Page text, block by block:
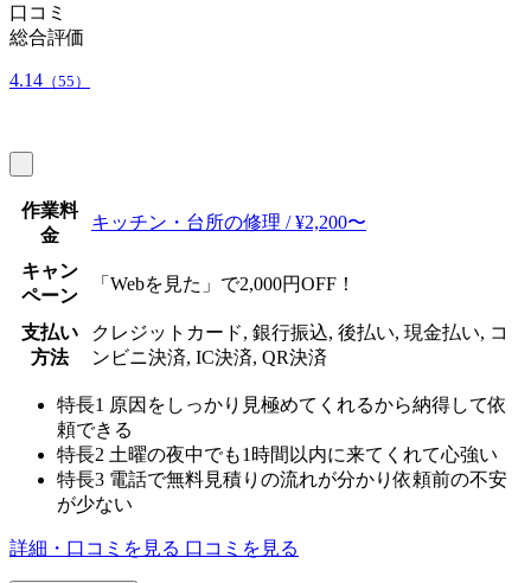
口コミ
総合評価
4.14 （55）
作業料
金
キッチン・台所の修理 / ¥2,200〜
キャン
ペーン
「Webを見た」で2,000円OFF！
支払い
方法
クレジットカード, 銀行振込, 後払い, 現金払い, コ
ンビニ決済, IC決済, QR決済
特長1 原因をしっかり見極めてくれるから納得して依
頼できる
特長2 土曜の夜中でも1時間以内に来てくれて心強い
特長3 電話で無料見積りの流れが分かり依頼前の不安
が少ない
詳細・口コミを見る 口コミを見る